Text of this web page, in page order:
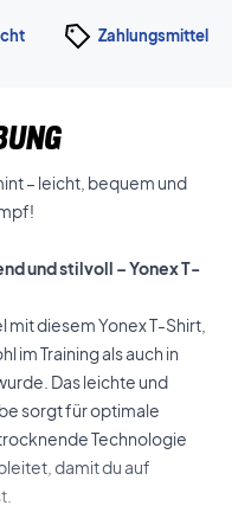
Zahlungsmittel
– leicht, bequem und
und stilvoll – Yonex T-
diesem Yonex T-Shirt,
im Training als auch in
Das leichte und
sorgt für optimale
Technologie
damit du auf